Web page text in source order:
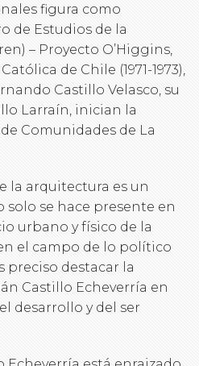
figura como
de Estudios de la
– Proyecto O’Higgins,
de Chile (1971-1973),
Castillo Velasco, su
Larraín, inician la
Comunidades de La
la arquitectura es un
se hace presente en
urbano y físico de la
el campo de lo político
preciso destacar la
Castillo Echeverría en
desarrollo y del ser